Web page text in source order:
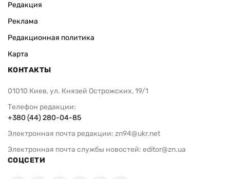
Редакция
Реклама
Редакционная политика
Карта
КОНТАКТЫ
01010 Киев, ул. Князей Острожских, 19/1
Телефон редакции:
+380 (44) 280-04-85
Электронная почта редакции: zn94@ukr.net
Электронная почта службы новостей: editor@zn.ua
СОЦСЕТИ